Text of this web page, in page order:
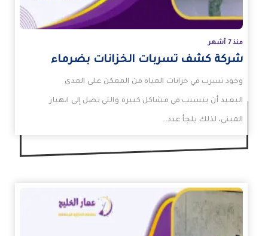
منذ 7 أشهر
شركة كشف تسربات الخزانات بضرماء
وجود تسرب في خزانات المياه من الممكن على المدى
البعيد أن يتسبب في مشاكل كبيرة والتي تصل إلى انهيار
المبنى، لذلك يلجأ عدد…